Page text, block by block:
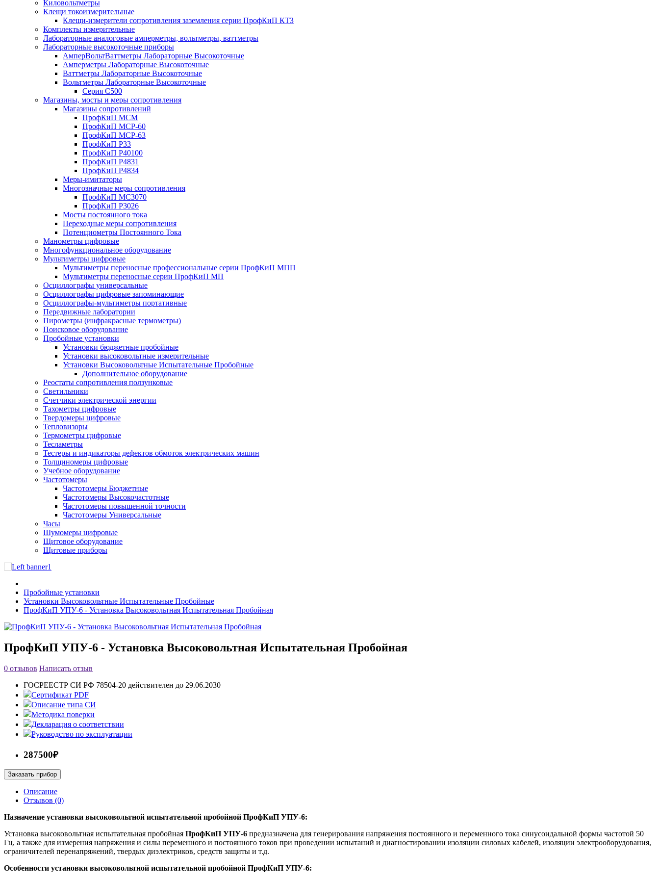
Киловольтметры
Клещи токоизмерительные
Клещи-измерители сопротивления заземления серии ПрофКиП КТЗ
Комплекты измерительные
Лабораторные аналоговые амперметры, вольтметры, ваттметры
Лабораторные высокоточные приборы
АмперВольтВаттметры Лабораторные Высокоточные
Амперметры Лабораторные Высокоточные
Ваттметры Лабораторные Высокоточные
Вольтметры Лабораторные Высокоточные
Серия С500
Магазины, мосты и меры сопротивления
Магазины сопротивлений
ПрофКиП МСМ
ПрофКиП МСР-60
ПрофКиП МСР-63
ПрофКиП Р33
ПрофКиП Р40100
ПрофКиП Р4831
ПрофКиП Р4834
Меры-имитаторы
Многозначные меры сопротивления
ПрофКиП МС3070
ПрофКиП Р3026
Мосты постоянного тока
Переходные меры сопротивления
Потенциометры Постоянного Тока
Манометры цифровые
Многофункциональное оборудование
Мультиметры цифровые
Мультиметры переносные профессиональные серии ПрофКиП МПП
Мультиметры переносные серии ПрофКиП МП
Осциллографы универсальные
Осциллографы цифровые запоминающие
Осциллографы-мультиметры портативные
Передвижные лаборатории
Пирометры (инфракрасные термометры)
Поисковое оборудование
Пробойные установки
Установки бюджетные пробойные
Установки высоковольтные измерительные
Установки Высоковольтные Испытательные Пробойные
Дополнительное оборудование
Реостаты сопротивления ползунковые
Светильники
Счетчики электрической энергии
Тахометры цифровые
Твердомеры цифровые
Тепловизоры
Термометры цифровые
Тесламетры
Тестеры и индикаторы дефектов обмоток электрических машин
Толщиномеры цифровые
Учебное оборудование
Частотомеры
Частотомеры Бюджетные
Частотомеры Высокочастотные
Частотомеры повышенной точности
Частотомеры Универсальные
Часы
Шумомеры цифровые
Щитовое оборудование
Щитовые приборы
Пробойные установки
Установки Высоковольтные Испытательные Пробойные
ПрофКиП УПУ-6 - Установка Высоковольтная Испытательная Пробойная
ПрофКиП УПУ-6 - Установка Высоковольтная Испытательная Пробойная
0 отзывов Написать отзыв
ГОСРЕЕСТР СИ РФ 78504-20 действителен до 29.06.2030
Сертификат PDF
Описание типа СИ
Методика поверки
Декларация о соответствии
Руководство по эксплуатации
287500₽
Заказать прибор
Описание
Отзывов (0)
Назначение установки высоковольтной испытательной пробойной ПрофКиП УПУ-6:
Установка высоковольтная испытательная пробойная ПрофКиП УПУ-6 предназначена для генерирования напряжения постоянного и переменного тока синусоидальной формы частотой 50
Гц, а также для измерения напряжения и силы переменного и постоянного токов при проведении испытаний и диагностировании изоляции силовых кабелей, изоляции электрооборудования,
ограничителей перенапряжений, твердых диэлектриков, средств защиты и т.д.
Особенности установки высоковольтной испытательной пробойной ПрофКиП УПУ-6: